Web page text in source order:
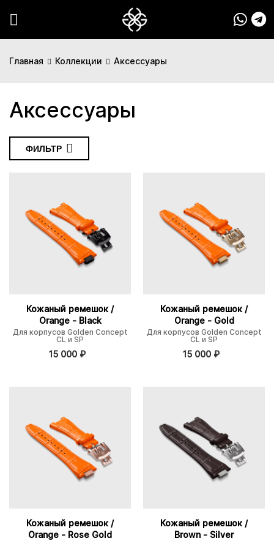
Главная Коллекции Аксессуары
Аксессуары
ФИЛЬТР
Кожаный ремешок /
Orange - Black
Для корпусов Golden Concept
CL и SP
15 000₽
Кожаный ремешок /
Orange - Gold
Для корпусов Golden Concept
CL и SP
15 000₽
Кожаный ремешок /
Orange - Rose Gold
Кожаный ремешок /
Brown - Silver